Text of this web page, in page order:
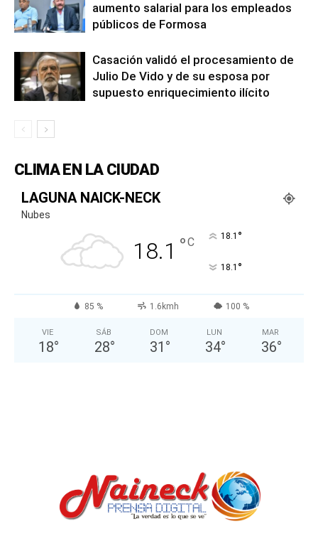
aumento salarial para los empleados
públicos de Formosa
Casación validó el procesamiento de
Julio De Vido y de su esposa por
supuesto enriquecimiento ilícito
CLIMA EN LA CIUDAD
LAGUNA NAICK-NECK
Nubes
18.1 °C 18.1 °
18.1 °
85 % 1.6kmh 100 %
VIE
18°
SÁB
28°
DOM
31 °
LUN
34°
MAR
36°